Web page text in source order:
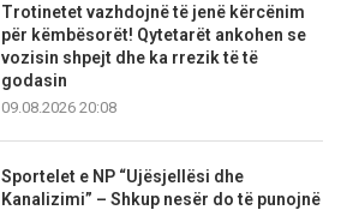
Trotinetet vazhdojnë të jenë kërcënim
për këmbësorët! Qytetarët ankohen se
vozisin shpejt dhe ka rrezik të të
godasin
09.08.2026 20:08
Sportelet e NP “Ujësjellësi dhe
Kanalizimi” – Shkup nesër do të punojnë